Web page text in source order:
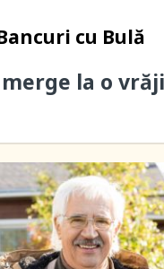
cu Bulă
la o